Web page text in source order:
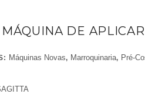
MÁQUINA DE
Máquinas Novas, Marroquinaria, Pré-